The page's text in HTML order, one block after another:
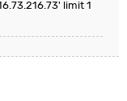
limit 1